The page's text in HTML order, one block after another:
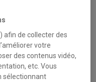
afin de collecter des
votre
des contenus vidéo,
etc. Vous
sélectionnant